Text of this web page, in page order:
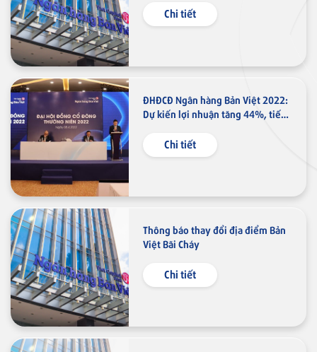
Ngân hàng điện tử Chi tiết
ĐHĐCĐ Ngân hàng Bản Việt 2022:
Dự kiến lợi nhuận tăng 44%, tiếp
Chi tiết
Thông báo thay đổi địa điểm Bản
Việt Bãi Cháy
Chi tiết
Lifestyle
Thẻ tín dụng
Thẻ JCB
Thẻ tín dụng
Thẻ tín dụng BVBank JCB Cheer